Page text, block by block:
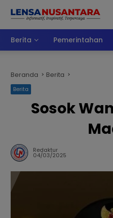
Berita
Pemerintahan
Beranda Berita
Berita
Sosok
Redaktur
04/03/2025